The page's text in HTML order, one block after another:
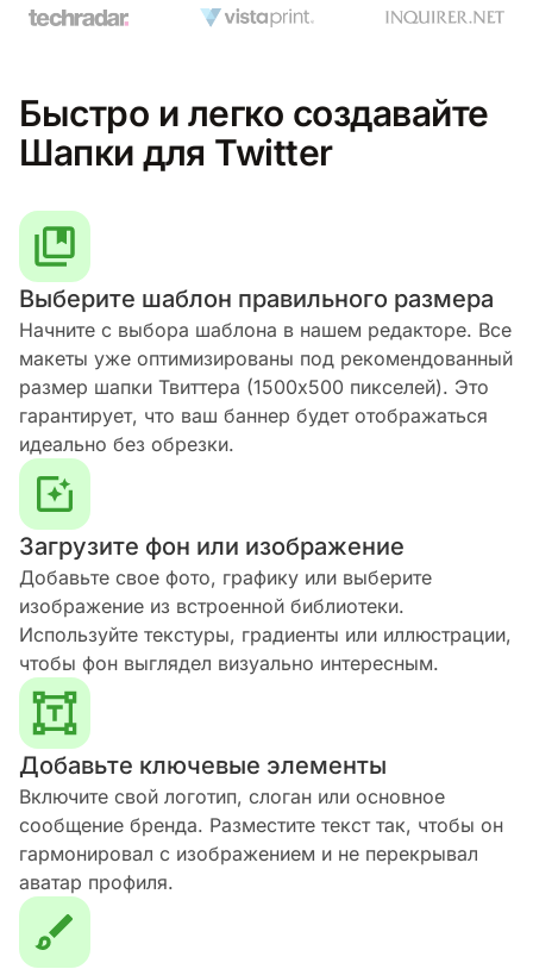
Быстро и легко создавайте
Шапки для Twitter
Выберите шаблон правильного размера
Начните с выбора шаблона в нашем редакторе. Все
макеты уже оптимизированы под рекомендованный
размер шапки Твиттера (1500x500 пикселей). Это
гарантирует, что ваш баннер будет отображаться
идеально без обрезки.
Загрузите фон или изображение
Добавьте свое фото, графику или выберите
изображение из встроенной библиотеки.
Используйте текстуры, градиенты или иллюстрации,
чтобы фон выглядел визуально интересным.
Добавьте ключевые элементы
Включите свой логотип, слоган или основное
сообщение бренда. Разместите текст так, чтобы он
гармонировал с изображением и не перекрывал
аватар профиля.